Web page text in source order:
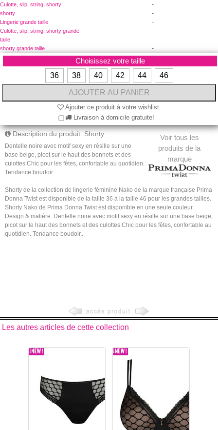
-
Culotte, slip, string, shorty
-
shorty
-
Lingerie grande taille
-
Culotte, slip, string, shorty grande
taille
-
shorty grande taille
Choisissez votre taille
36
38 40 42 44 46
Ajouter ce produit à votre wishlist.
Livraison à domicile gratuite!
Voir tous les
produits de la
marque
Description du produit: Shorty
Dentelle noire avec motif sexy en résille sur une
base beige, picot sur le haut des bonnets et des
culottes.Chic pour les fêtes, confortable au quotidien.
Tendance boudoir..
Shorty de la collection de lingerie féminine Nako de la marque française Prima
Donna Twist est disponible de la taille 36 à la taille 46 pour les grandes tailles.
Shorty Nako de Prima Donna Twist est disponible en une seule couleur.
Design & matière: Dentelle noire avec motif sexy en résille sur une base beige,
picot sur le haut des bonnets et des culottes.Chic pour les fêtes, confortable au
quotidien. Tendance boudoir..
Les autres articles de cette collection